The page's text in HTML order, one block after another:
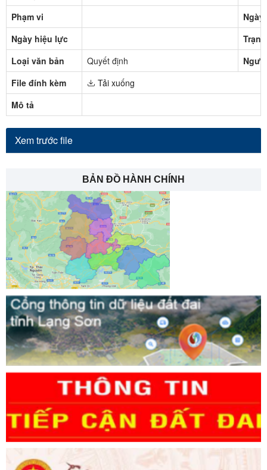
Phạm vi
Ngày hiệu lực
Loại văn bản
Quyết định
File đính kèm
Tải xuống
Mô tả
Xem trước file
BẢN ĐỒ HÀNH CHÍNH